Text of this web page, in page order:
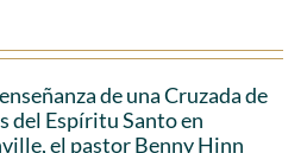
de una Cruzada de
del Espíritu Santo en
el pastor Benny Hinn